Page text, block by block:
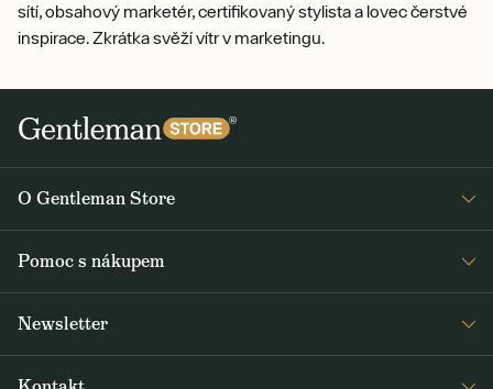
sítí, obsahový marketér, certifikovaný stylista a lovec čerstvé
inspirace. Zkrátka svěží vítr v marketingu.
O Gentleman Store
Šití na míru
Pomoc s nákupem
Newsletter